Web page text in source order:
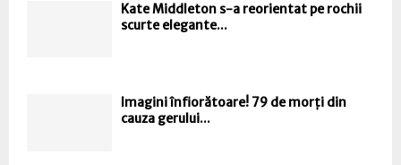
Kate Middleton s-a reorientat pe rochii
scurte elegante...
Imagini înfiorătoare! 79 de morți din
cauza gerului...